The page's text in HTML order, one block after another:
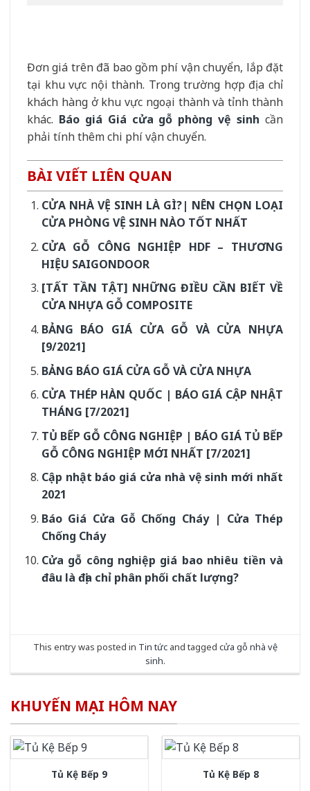
Đơn giá trên đã bao gồm phí vận chuyển, lắp đặt
tại khu vực nội thành. Trong trường hợp địa chỉ
khách hàng ở khu vực ngoại thành và tỉnh thành
khác. Báo giá Giá cửa gỗ phòng vệ sinh cần
phải tính thêm chi phí vận chuyển.
BÀI VIẾT LIÊN QUAN
CỬA NHÀ VỆ SINH LÀ GÌ?| NÊN CHỌN LOẠI
CỬA PHÒNG VỆ SINH NÀO TỐT NHẤT
CỬA GỖ CÔNG NGHIỆP HDF – THƯƠNG
HIỆU SAIGONDOOR
[TẤT TẦN TẬT] NHỮNG ĐIỀU CẦN BIẾT VỀ
CỬA NHỰA GỖ COMPOSITE
BẢNG BÁO GIÁ CỬA GỖ VÀ CỬA NHỰA
[9/2021]
BẢNG BÁO GIÁ CỬA GỖ VÀ CỬA NHỰA
CỬA THÉP HÀN QUỐC | BÁO GIÁ CẬP NHẬT
THÁNG [7/2021]
TỦ BẾP GỖ CÔNG NGHIỆP | BÁO GIÁ TỦ BẾP
GỖ CÔNG NGHIỆP MỚI NHẤT [7/2021]
Cập nhật báo giá cửa nhà vệ sinh mới nhất
2021
Báo Giá Cửa Gỗ Chống Cháy | Cửa Thép
Chống Cháy
Cửa gỗ công nghiệp giá bao nhiêu tiền và
đâu là địa chỉ phân phối chất lượng?
This entry was posted in Tin tứcand tagged cửa gỗ nhà vệ
sinh.
KHUYẾN MẠI HÔM NAY
Tủ Kệ Bếp 9 Tủ Kệ Bếp 8